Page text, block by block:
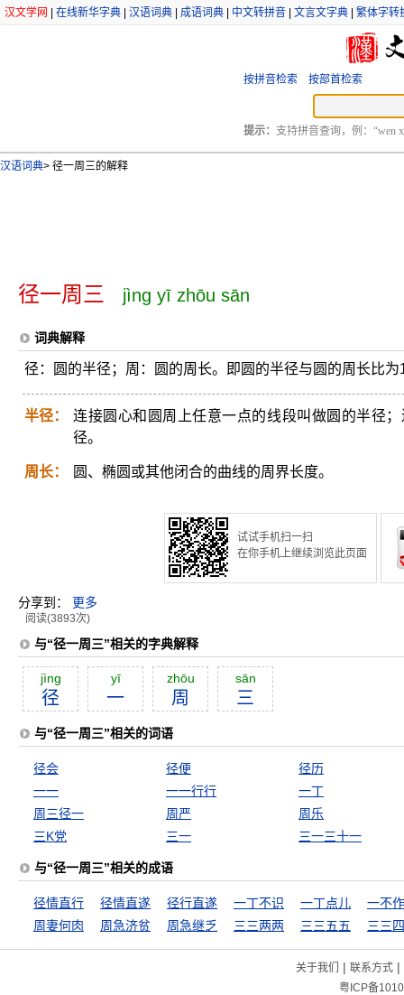
汉文学网 在线新华字典 汉语词典 成语词典 中文转拼音 文言文字典 繁体字转
按拼音检索 按部首检索
提示： 支持拼音查询，例：“wen
汉语词典> 径一周三的解释
径一周三 jìng yī zhōu sān
词典解释
径：圆的半径；周：圆的周长。即圆的半径与圆的周长比
半径：
连接圆心和圆周上任意一点的线段叫做圆的半径
径。
周长： 圆、椭圆或其他闭合的曲线的周界长度。
试试手机扫一扫
在你手机上继续浏览此页面
分享到： 更多
阅读(3893次)
与“径一周三”相关的字典解释
jìng
径
yī
一
zhōu
周
sān
三
与“径一周三”相关的词语
径会 径便
径历
一一
一一行行
一丁
周三径一
周严
周乐
三K党
三一 三一三十一
与“径一周三”相关的成语
径情直行 径情直遂 径行直遂 一丁不识
一丁点儿
周妻何肉
周急济贫 周急继乏 三三两两 三三五五 三三
关于我们 | 联系方式|
粤ICP备